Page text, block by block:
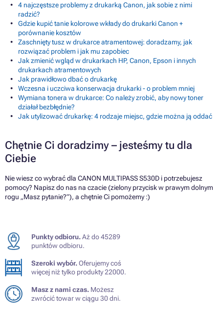
4 najczęstsze problemy z drukarką Canon, jak sobie z nimi
radzić?
Gdzie kupić tanie kolorowe wkłady do drukarki Canon +
porównanie kosztów
Zaschnięty tusz w drukarce atramentowej: doradzamy, jak
rozwiązać problem i jak mu zapobiec
Jak zmienić wgląd w drukarkach HP, Canon, Epson i innych
drukarkach atramentowych
Jak prawidłowo dbać o drukarkę
Wczesna i uczciwa konserwacja drukarki - o problem mniej
Wymiana tonera w drukarce: Co należy zrobić, aby nowy toner
działał bezbłędnie?
Jak utylizować drukarkę: 4 rodzaje miejsc, gdzie można ją oddać
Chętnie Ci doradzimy – jesteśmy tu dla
Ciebie
Nie wiesz co wybrać dla CANON MULTIPASS S530D i potrzebujesz
pomocy? Napisz do nas na czacie (zielony przycisk w prawym dolnym
rogu „Masz pytanie?”), a chętnie Ci pomożemy :)
Punkty odbioru.Aż do 45289
punktów odbioru.
Szeroki wybór.Oferujemy coś
więcej niż tylko produkty 22000.
Masz z nami czas. Możesz
zwrócić towar w ciągu 30 dni.